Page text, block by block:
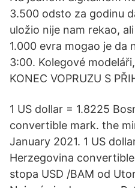
3.500 odsto za godinu
uložio nije nam rekao,
1.000 evra mogao je da
3:00. Kolegové
KONEC VOPRUZU S
1 US dollar = 1.8225
convertible mark. the
January 2021. 1 US
Herzegovina
stopa USD /BAM od